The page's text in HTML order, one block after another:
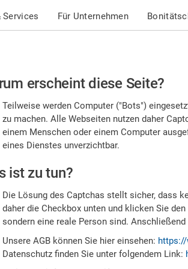
Services Für Unternehmen
erscheint diese Seite?
Teilweise werden Computer ("Bots")
zu machen. Alle Webseiten nutzen daher
einem Menschen oder einem Computer
eines Dienstes unverzichtbar.
ist zu tun?
Die Lösung des Captchas stellt sicher, dass
daher die Checkbox unten und klicken Sie
sondern eine reale Person sind.
Unsere AGB können Sie hier einsehen: https://
Datenschutz finden Sie unter folgendem Link: